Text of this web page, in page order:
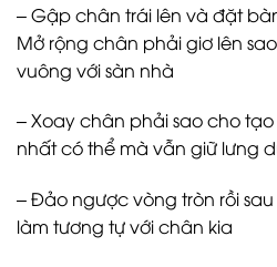
– Gập chân trái lên và đặt
Mở rộng chân phải giơ lên
vuông với sàn nhà
– Xoay chân phải sao cho
nhất có thể mà vẫn giữ lưng
– Đảo ngược vòng tròn rồi
làm tương tự với chân kia